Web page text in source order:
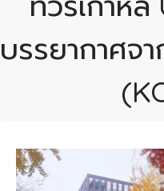
บรรยากาศจา